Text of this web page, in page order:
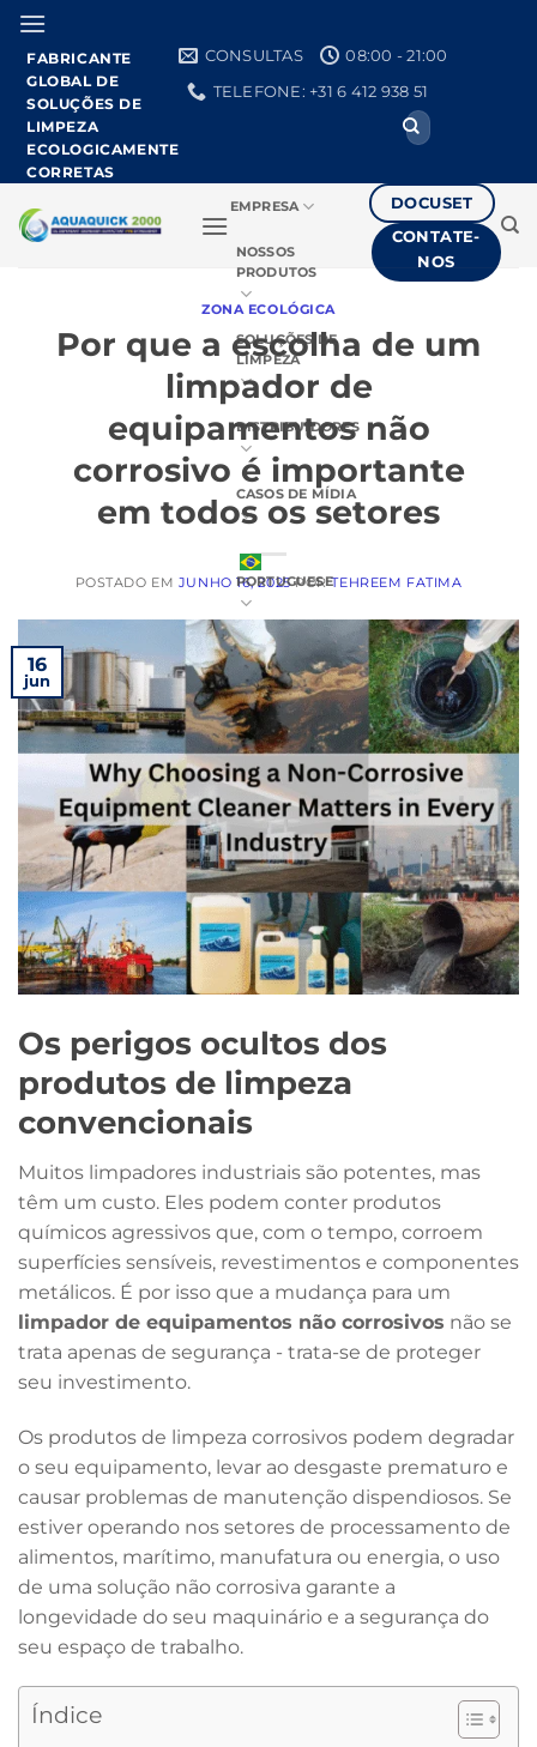
Pular
conteúdo
FABRICANTE
GLOBAL DE
SOLUÇÕES DE
LIMPEZA
ECOLOGICAMENTE
CORRETAS
CONSULTAS
08:00 - 21:00
TELEFONE: +31 6 412 938 51
Procurar
por:
EMPRESA
NOSSOS
PRODUTOS
SOLUÇÕES DE
LIMPEZA
DISTRIBUIDORES
CASOS DE MÍDIA
PORTUGUESE
DOCUSET
CONTATE-
NOS
ZONA ECOLÓGICA
Por que a escolha de um
limpador de
equipamentos não
corrosivo é importante
em todos os setores
POSTADO EM JUNHO 16, 2025 PORTEHREEM FATIMA
16
jun
Os perigos ocultos dos
produtos de limpeza
convencionais
Muitos limpadores industriais são potentes, mas
têm um custo. Eles podem conter produtos
químicos agressivos que, com o tempo, corroem
superfícies sensíveis, revestimentos e componentes
metálicos. É por isso que a mudança para um
limpador de equipamentos não corrosivos não se
trata apenas de segurança - trata-se de proteger
seu investimento.
Os produtos de limpeza corrosivos podem degradar
o seu equipamento, levar ao desgaste prematuro e
causar problemas de manutenção dispendiosos. Se
estiver operando nos setores de processamento de
alimentos, marítimo, manufatura ou energia, o uso
de uma solução não corrosiva garante a
longevidade do seu maquinário e a segurança do
seu espaço de trabalho.
Índice